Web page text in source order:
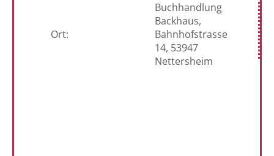
Ort:
Buchhandlung
Backhaus,
Bahnhofstrasse
14, 53947
Nettersheim